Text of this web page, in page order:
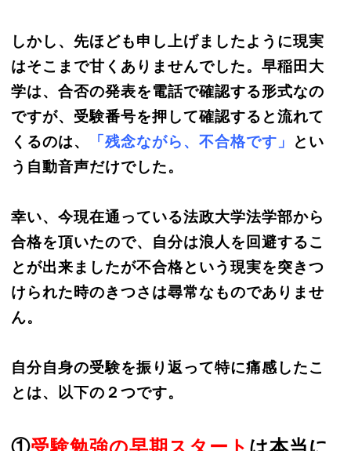
しかし、先ほども申し上げましたように現実
はそこまで甘くありませんでした。早稲田大
学は、合否の発表を電話で確認する形式なの
ですが、受験番号を押して確認すると流れて
くるのは、 「残念ながら、不合格です」
とい
う自動音声だけでした。
幸い、今現在通っている法政大学法学部から
合格を頂いたので、自分は浪人を回避するこ
とが出来ましたが不合格という現実を突きつ
けられた時のきつさは尋常なものでありませ
ん。
自分自身の受験を振り返って特に痛感したこ
とは、以下の２つです。
①受験勉強の早期スタート は本当に